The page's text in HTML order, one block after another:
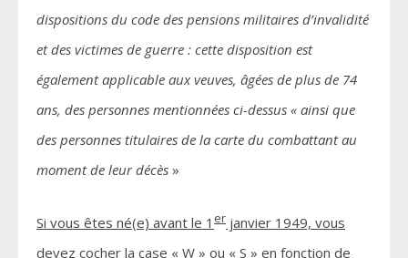
dispositions du code des pensions militaires d’invalidité
et des victimes de guerre : cette disposition est
également applicable aux veuves, âgées de plus de 74
ans, des personnes mentionnées ci-dessus « ainsi que
des personnes titulaires de la carte du combattant au
moment de leur décès »
Si vous êtes né(e) avant le 1 er janvier 1949, vous
devez cocher la case « W » ou « S » en fonction de